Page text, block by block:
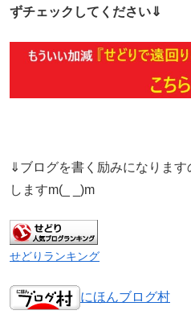
ずチェックしてください⇓
⇓ブログを書く励みになりま
しますm(_ _)m
せどりランキング
にほんブログ村